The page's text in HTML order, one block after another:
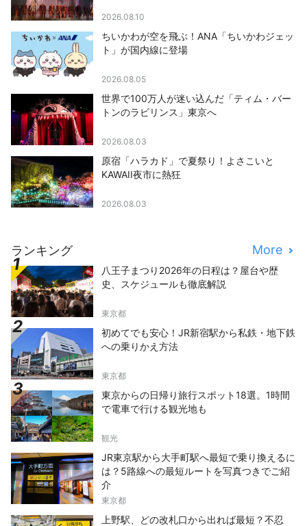
2026.08.10
ちいかわが空を飛ぶ！ANA「ちいかわジェッ
ト」が国内線に登場
2026.08.05
世界で100万人が迷い込んだ「ティム・バー
トンのラビリンス」東京へ
2026.08.03
原宿「ハラカド」で夏祭り！よさこいと
KAWAII夜市に熱狂
2026.08.03
ランキング More
八王子まつり2026年の日程は？屋台や歴
史、スケジュールも徹底解説
東京都
初めてでも安心！JR新宿駅から私鉄・地下鉄
への乗りかえ方法
東京都
東京からの日帰り旅行スポット18選。1時間
で電車で行ける観光地も
観光
JR東京駅から大手町駅へ最短で乗り換えるに
は？5路線への最短ルートを写真つきでご紹
介
東京都
上野駅、どの改札口から出れば最短？不忍